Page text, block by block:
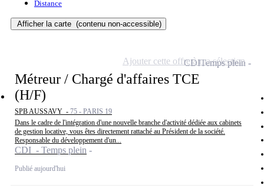
Distance
Afficher la carte (contenu non-accessible)
Métreur / Chargé d'affaires TCE
(H/F)
SPB AUSSAVY - 75 - PARIS 19
Dans le cadre de l'intégration d'une nouvelle branche d'activité dédiée aux cabinets
de gestion locative, vous êtes directement rattaché au Président de la société.
Responsable du développement d'un...
CDI - Temps plein
Publié aujourd'hui
CDITemps plein
Ajouter cette offre à ma sélection